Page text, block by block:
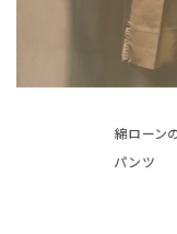
綿ロー
パン